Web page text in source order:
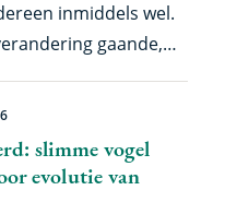
plagen en
publiceren nu
Instituut voor
in Nature
inmiddels wel.
gaande,
van
de chemische
Het effect? Een
slimme vogel
evolutie van